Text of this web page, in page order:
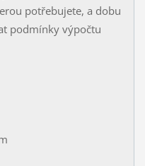
potřebujete, a dobu
podmínky výpočtu